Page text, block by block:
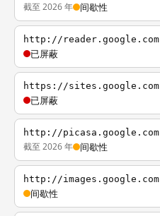
截至 2026 年 间歇性
http://reader.google.com
已屏蔽
https://sites.google.com
已屏蔽
http://picasa.google.com
截至 2026 年 间歇性
http://images.google.com
间歇性